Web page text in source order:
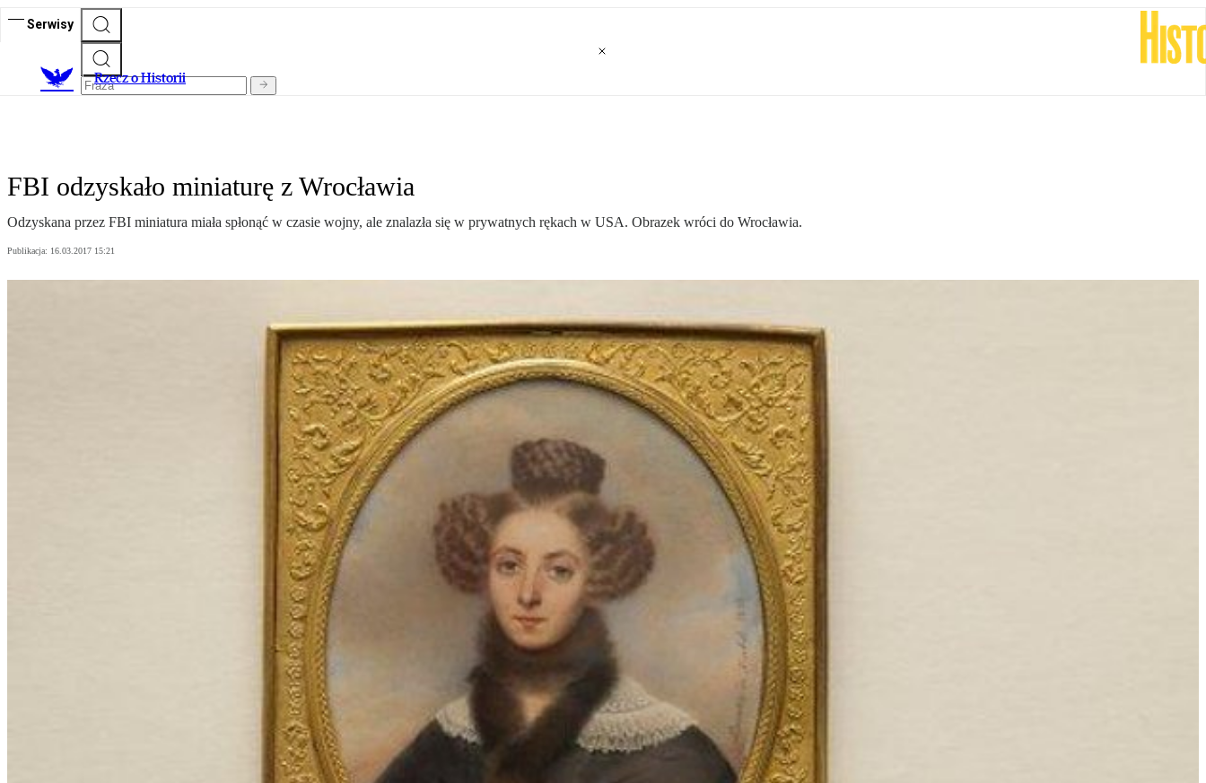
Serwisy
Rzecz o Historii
FBI odzyskało miniaturę z Wrocławia
Odzyskana przez FBI miniatura miała spłonąć w czasie wojny, ale znalazła się w prywatnych rękach w USA. Obrazek wróci do Wrocławia.
Publikacja: 16.03.2017 15:21